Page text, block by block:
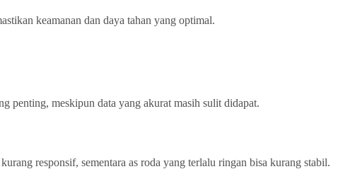
keamanan dan daya tahan yang optimal.
penting, meskipun data yang akurat masih sulit didapat.
responsif, sementara as roda yang terlalu ringan bisa kurang stabil.